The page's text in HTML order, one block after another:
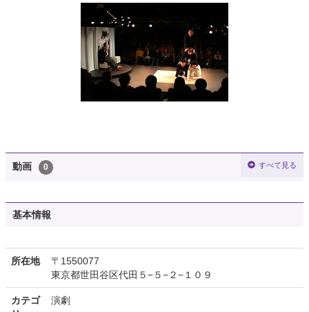
動画 0 すべて見る
基本情報
所在地
〒1550077
東京都世田谷区代田５−５−２−１０９
カテゴ
演劇